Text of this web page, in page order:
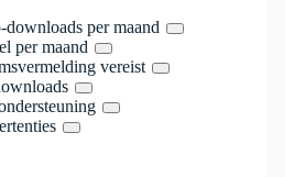
per maand
per maand
vereist